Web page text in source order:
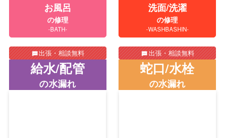
お風呂
の修理
-BATH-
出張・相談無料
洗面/洗濯
の修理
-WASHBASHIN-
出張・相談無料
給水/配管
の水漏れ
蛇口/水栓
の水漏れ